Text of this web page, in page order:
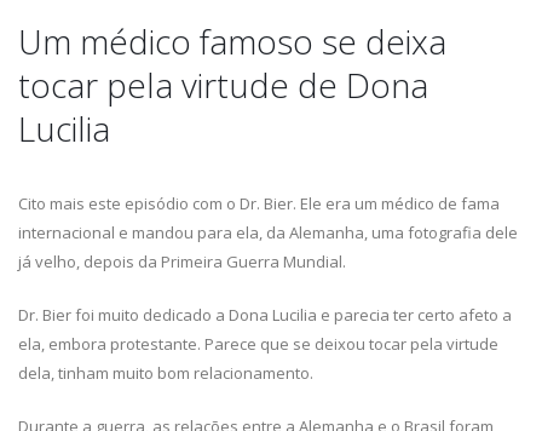
Um médico famoso se deixa
tocar pela virtude de Dona
Lucilia
Cito mais este episódio com o Dr. Bier. Ele era um médico de fama
internacional e mandou para ela, da Alemanha, uma fotografia dele
já velho, depois da Primeira Guerra Mundial.
Dr. Bier foi muito dedicado a Dona Lucilia e parecia ter certo afeto a
ela, embora protestante. Parece que se deixou tocar pela virtude
dela, tinham muito bom relacionamento.
Durante a guerra, as relações entre a Alemanha e o Brasil foram